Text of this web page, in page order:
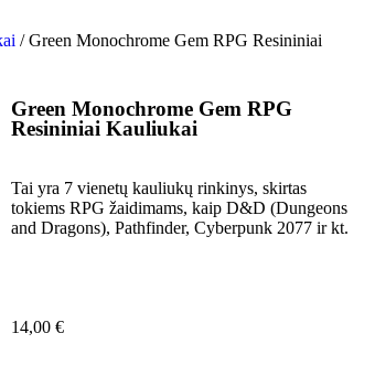
/ Green Monochrome Gem RPG Resininiai
Green Monochrome Gem RPG
Resininiai Kauliukai
Tai yra 7 vienetų kauliukų rinkinys, skirtas
tokiems RPG žaidimams, kaip D&D (Dungeons
and Dragons), Pathfinder, Cyberpunk 2077 ir kt.
14,00 €